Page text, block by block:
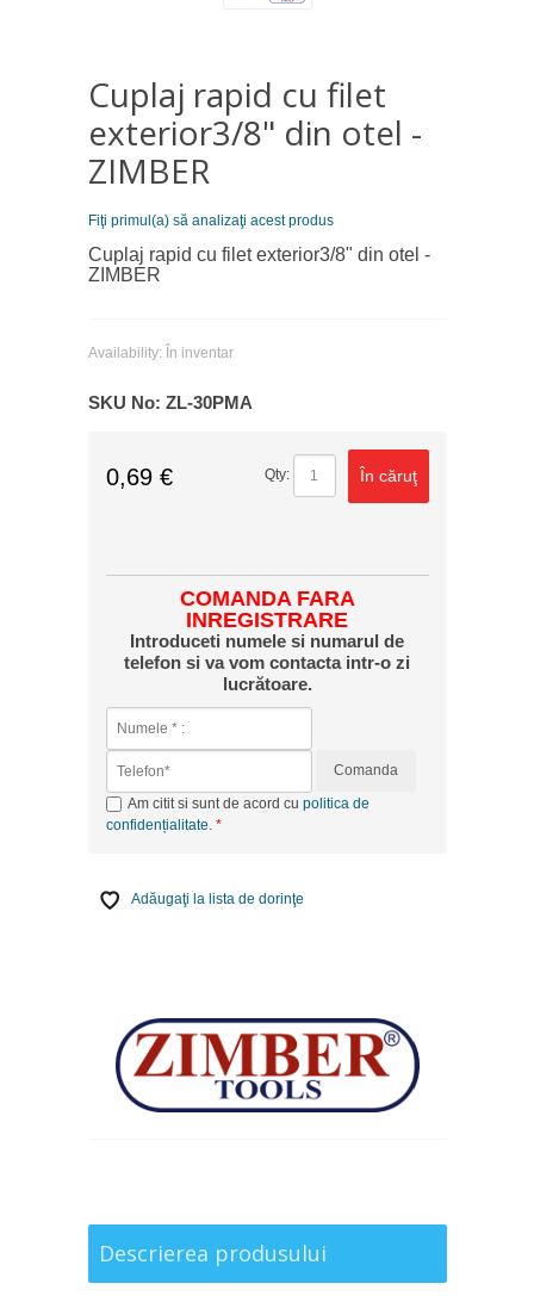
Cuplaj rapid cu filet
exterior3/8" din otel -
ZIMBER
Fiţi primul(a) să analizaţi acest produs
Cuplaj rapid cu filet exterior3/8" din otel -
ZIMBER
Availability: În inventar
SKU No: ZL-30PMA
0,69 € Qty: În căruţ
COMANDA FARA
INREGISTRARE
Introduceti numele si numarul de
telefon si va vom contacta intr-o zi
lucrătoare.
Comanda
Am citit si sunt de acord cu politica de
confidențialitate.
Adăugaţi la lista de dorinţe
Descrierea produsului